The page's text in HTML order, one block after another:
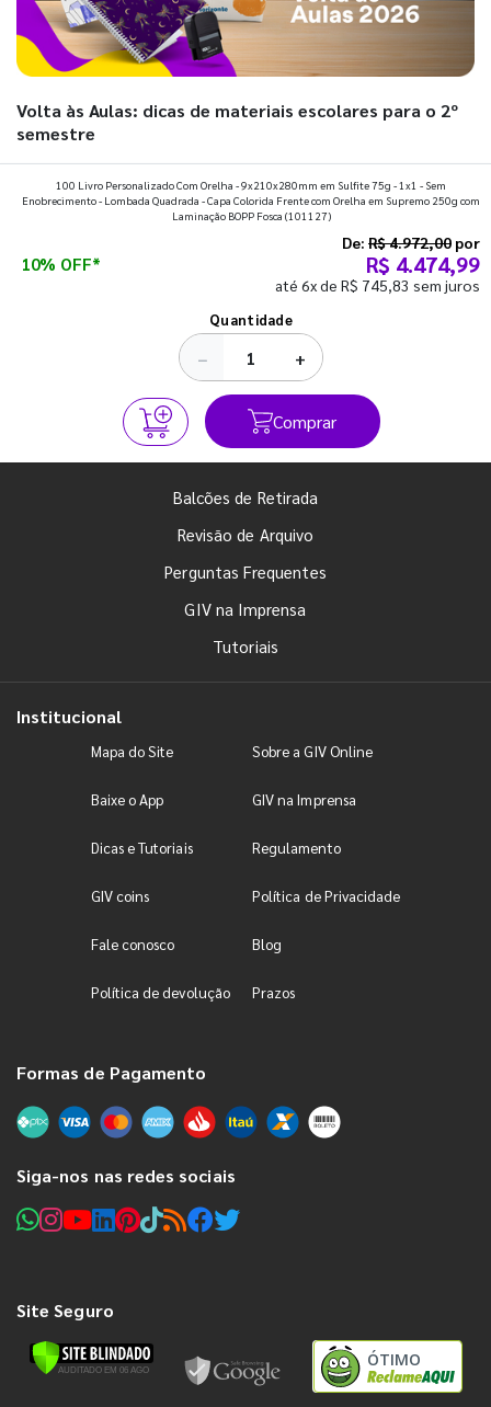
Volta às Aulas: dicas de materiais escolares para o 2º
semestre
Prepare a mochila, organize a rotina e descubra os materiais
que fazem toda diferença para começar o segundo
100 Livro Personalizado Com Orelha - 9x210x280mm em Sulfite 75g - 1x1 - Sem
Enobrecimento - Lombada Quadrada - Capa Colorida Frente com Orelha em Supremo 250g com
Laminação BOPP Fosca (101127)
10% OFF*
De: R$ 4.972,00 por
R$ 4.474,99
até 6x de R$ 745,83 sem juros
Quantidade
− +
Comprar
Balcões de Retirada
Revisão de Arquivo
Perguntas Frequentes
GIV na Imprensa
Tutoriais
Institucional
Mapa do Site Sobre a GIV Online
Baixe o App GIV na Imprensa
Dicas e Tutoriais Regulamento
GIV coins Política de Privacidade
Fale conosco Blog
Política de devolução Prazos
Formas de Pagamento
Siga-nos nas redes sociais
Site Seguro
ÓTIMO